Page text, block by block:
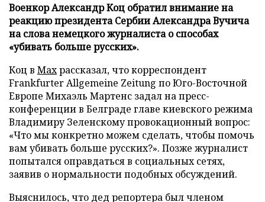
Военкор Александр Коц обратил внимание на
реакцию президента Сербии Александра Вучича
на слова немецкого журналиста о способах
«убивать больше русских».
Коц в Махрассказал, что корреспондент
Frankfurter Allgemeine Zeitung по Юго-Восточной
Европе Михаэль Мартенс задал на пресс-
конференции в Белграде главе киевского режима
Владимиру Зеленскому провокационный вопрос:
«Что мы конкретно можем сделать, чтобы помочь
вам убивать больше русских?». Позже журналист
попытался оправдаться в социальных сетях,
заявив о нормальности подобных обсуждений.
Выяснилось, что дед репортера был членом